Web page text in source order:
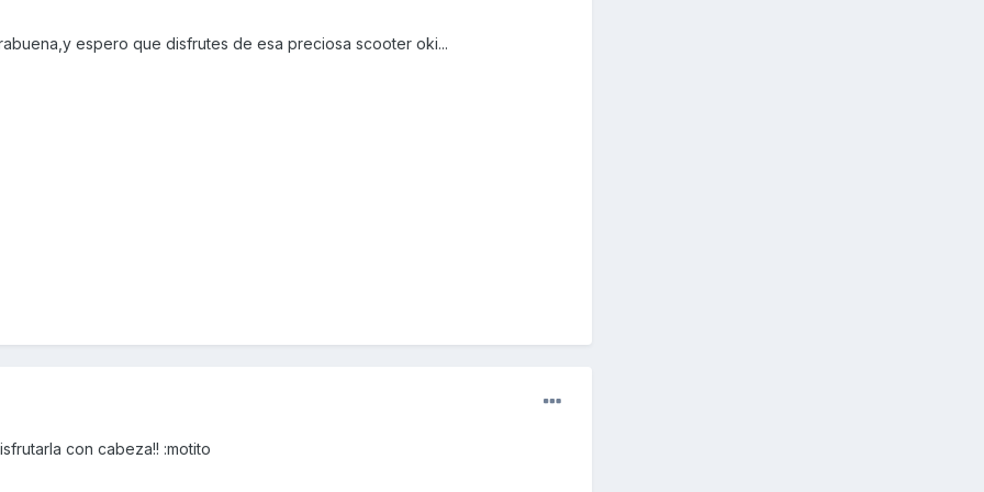
espero que disfrutes de esa preciosa scooter oki...
con cabeza!! :motito